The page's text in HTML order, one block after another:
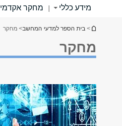
מידע כללי | מחקר אקדמי
הינך נמצא כאן
> בית הספר למדעי המחשב> מחקר
מחקר